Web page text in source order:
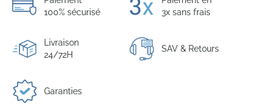
100% sécurisé
3x sans frais
Livraison
24/72H
SAV & Retours
Garanties